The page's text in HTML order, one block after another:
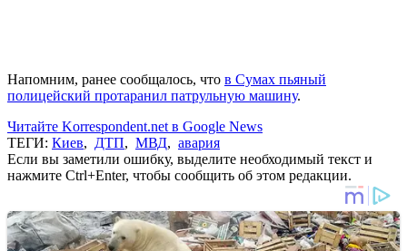
Напомним, ранее сообщалось, что в Сумах пьяный
полицейский протаранил патрульную машину.
Читайте Korrespondent.net в Google News
ТЕГИ: Киев, ДТП, МВД, авария
Если вы заметили ошибку, выделите необходимый текст и
нажмите Ctrl+Enter, чтобы сообщить об этом редакции.